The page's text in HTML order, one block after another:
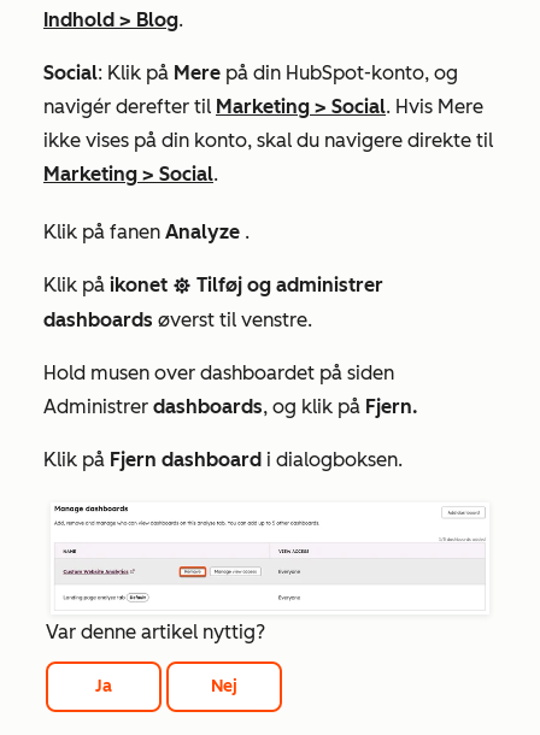
Indhold > Blog.
Social: Klik på Mere på din HubSpot-konto, og
navigér derefter til Marketing > Social. Hvis Mere
ikke vises på din konto, skal du navigere direkte til
Marketing > Social.
Klik på fanen Analyze .
Klik på ikonet settingsIcon Tilføj og administrer
dashboards øverst til venstre.
Hold musen over dashboardet på siden
Administrer dashboards, og klik på Fjern.
Klik på Fjern dashboard i dialogboksen.
Var denne artikel nyttig?
Ja Nej